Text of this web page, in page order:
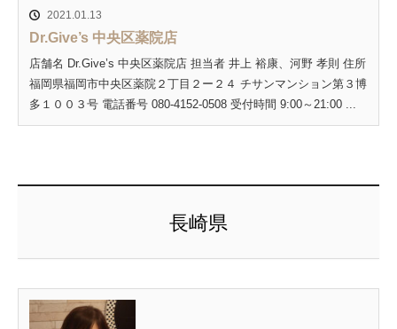
2021.01.13
Dr.Give’s 中央区薬院店
店舗名 Dr.Give’s 中央区薬院店 担当者 井上 裕康、河野 孝則 住所
福岡県福岡市中央区薬院２丁目２ー２４ チサンマンション第３博
多１００３号 電話番号 080-4152-0508 受付時間 9:00～21:00 ...
長崎県